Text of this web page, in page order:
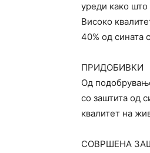
уреди како
Високо
40% од сината
ПРИДОБИВКИ
Од
со заштита од
квалитет на
СОВРШЕНА